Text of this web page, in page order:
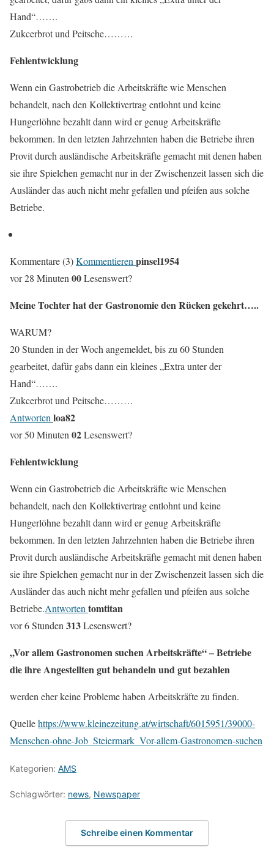
Hand“…….
Zukcerbrot und Peitsche………
Fehlentwicklung
Wenn ein Gastrobetrieb die Arbeitskräfte wie Menschen
behandelt, nach den Kollektivertrag entlohnt und keine
Hungerlöhne bezahlt dann wird er genug Arbeitskräfte
bekommen. In den letzten Jahrzehnten haben die Betriebe ihren
Provit durch ausländische Arbeitskräfte gemacht mit denen haben
sie ihre Spielchen gemacht nur in der Zwischenzeit lassen sich die
Ausländer das auch nicht mehr gefallen und pfeifen aus solche
Betriebe.
Kommentare (3)Kommentierenpinsel1954
vor 28 Minuten00Lesenswert?
Meine Tochter hat der Gastronomie den Rücken gekehrt…..
WARUM?
20 Stunden in der Woch angemeldet, bis zu 60 Stunden
gearbeitet, dafür gabs dann ein kleines „Extra unter der
Hand“…….
Zukcerbrot und Peitsche………
Antwortenloa82
vor 50 Minuten02Lesenswert?
Fehlentwicklung
Wenn ein Gastrobetrieb die Arbeitskräfte wie Menschen
behandelt, nach den Kollektivertrag entlohnt und keine
Hungerlöhne bezahlt dann wird er genug Arbeitskräfte
bekommen. In den letzten Jahrzehnten haben die Betriebe ihren
Provit durch ausländische Arbeitskräfte gemacht mit denen haben
sie ihre Spielchen gemacht nur in der Zwischenzeit lassen sich die
Ausländer das auch nicht mehr gefallen und pfeifen aus solche
Betriebe.Antwortentomtitan
vor 6 Stunden313Lesenswert?
„Vor allem Gastronomen suchen Arbeitskräfte“ – Betriebe
die ihre Angestellten gut behandeln und gut bezahlen
werden eher keine Probleme haben Arbeitskräfte zu finden.
Quellehttps://www.kleinezeitung.at/wirtschaft/6015951/39000-
Menschen-ohne-Job_Steiermark_Vor-allem-Gastronomen-suchen
Kategorien: AMS
Schlagwörter: news, Newspaper
Schreibe einen Kommentar